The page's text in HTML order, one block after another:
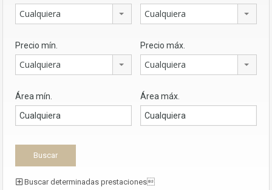
Cualquiera Cualquiera
Precio mín.
Cualquiera
Precio máx.
Cualquiera
Área mín. Área máx.
Buscar determinadas prestaciones